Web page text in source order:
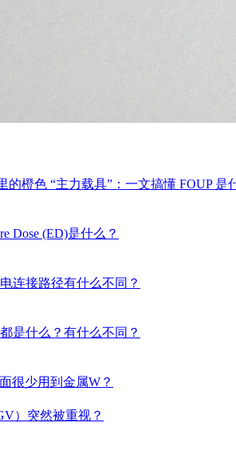
的橙色 “主力载具”：一文搞懂 FOUP 是
Dose (ED)是什么？
连接路径有什么不同？
是什么？有什么不同？
很少用到金属W？
）突然被重视？